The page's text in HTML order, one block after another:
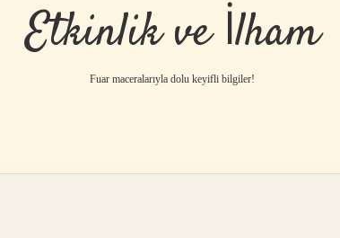
Etkinlik ve İlham
Fuar maceralarıyla dolu keyifli bilgiler!